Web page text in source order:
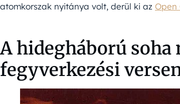
atomkorszak nyitánya volt, derül ki az Open
A hidegháború
fegyverkezési